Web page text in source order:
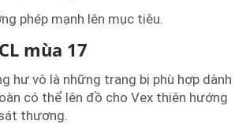
phép mạnh lên mục tiêu.
mùa 17
hư vô là những trang bị phù hợp dành
có thể lên đồ cho Vex thiên hướng
thương.